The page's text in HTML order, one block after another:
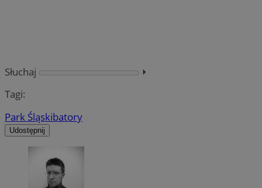
Słuchaj
⏵︎
Tagi:
Park Śląskibatory
Udostępnij